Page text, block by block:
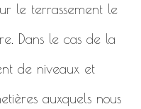
le terrassement le
Dans le cas de la
de niveaux et
auxquels nous